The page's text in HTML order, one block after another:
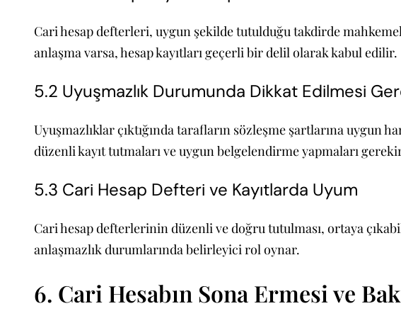
Cari hesap defterleri, uygun şekilde tutulduğu takdirde
anlaşma varsa, hesap kayıtları geçerli bir delil olarak kabul edilir.
5.2 Uyuşmazlık Durumunda Dikkat Edilmesi
Uyuşmazlıklar çıktığında tarafların sözleşme şartlarına
düzenli kayıt tutmaları ve uygun belgelendirme yapmaları
5.3 Cari Hesap Defteri ve Kayıtlarda Uyum
Cari hesap defterlerinin düzenli ve doğru tutulması, ortaya
anlaşmazlık durumlarında belirleyici rol oynar.
6. Cari Hesabın Sona Ermesi ve